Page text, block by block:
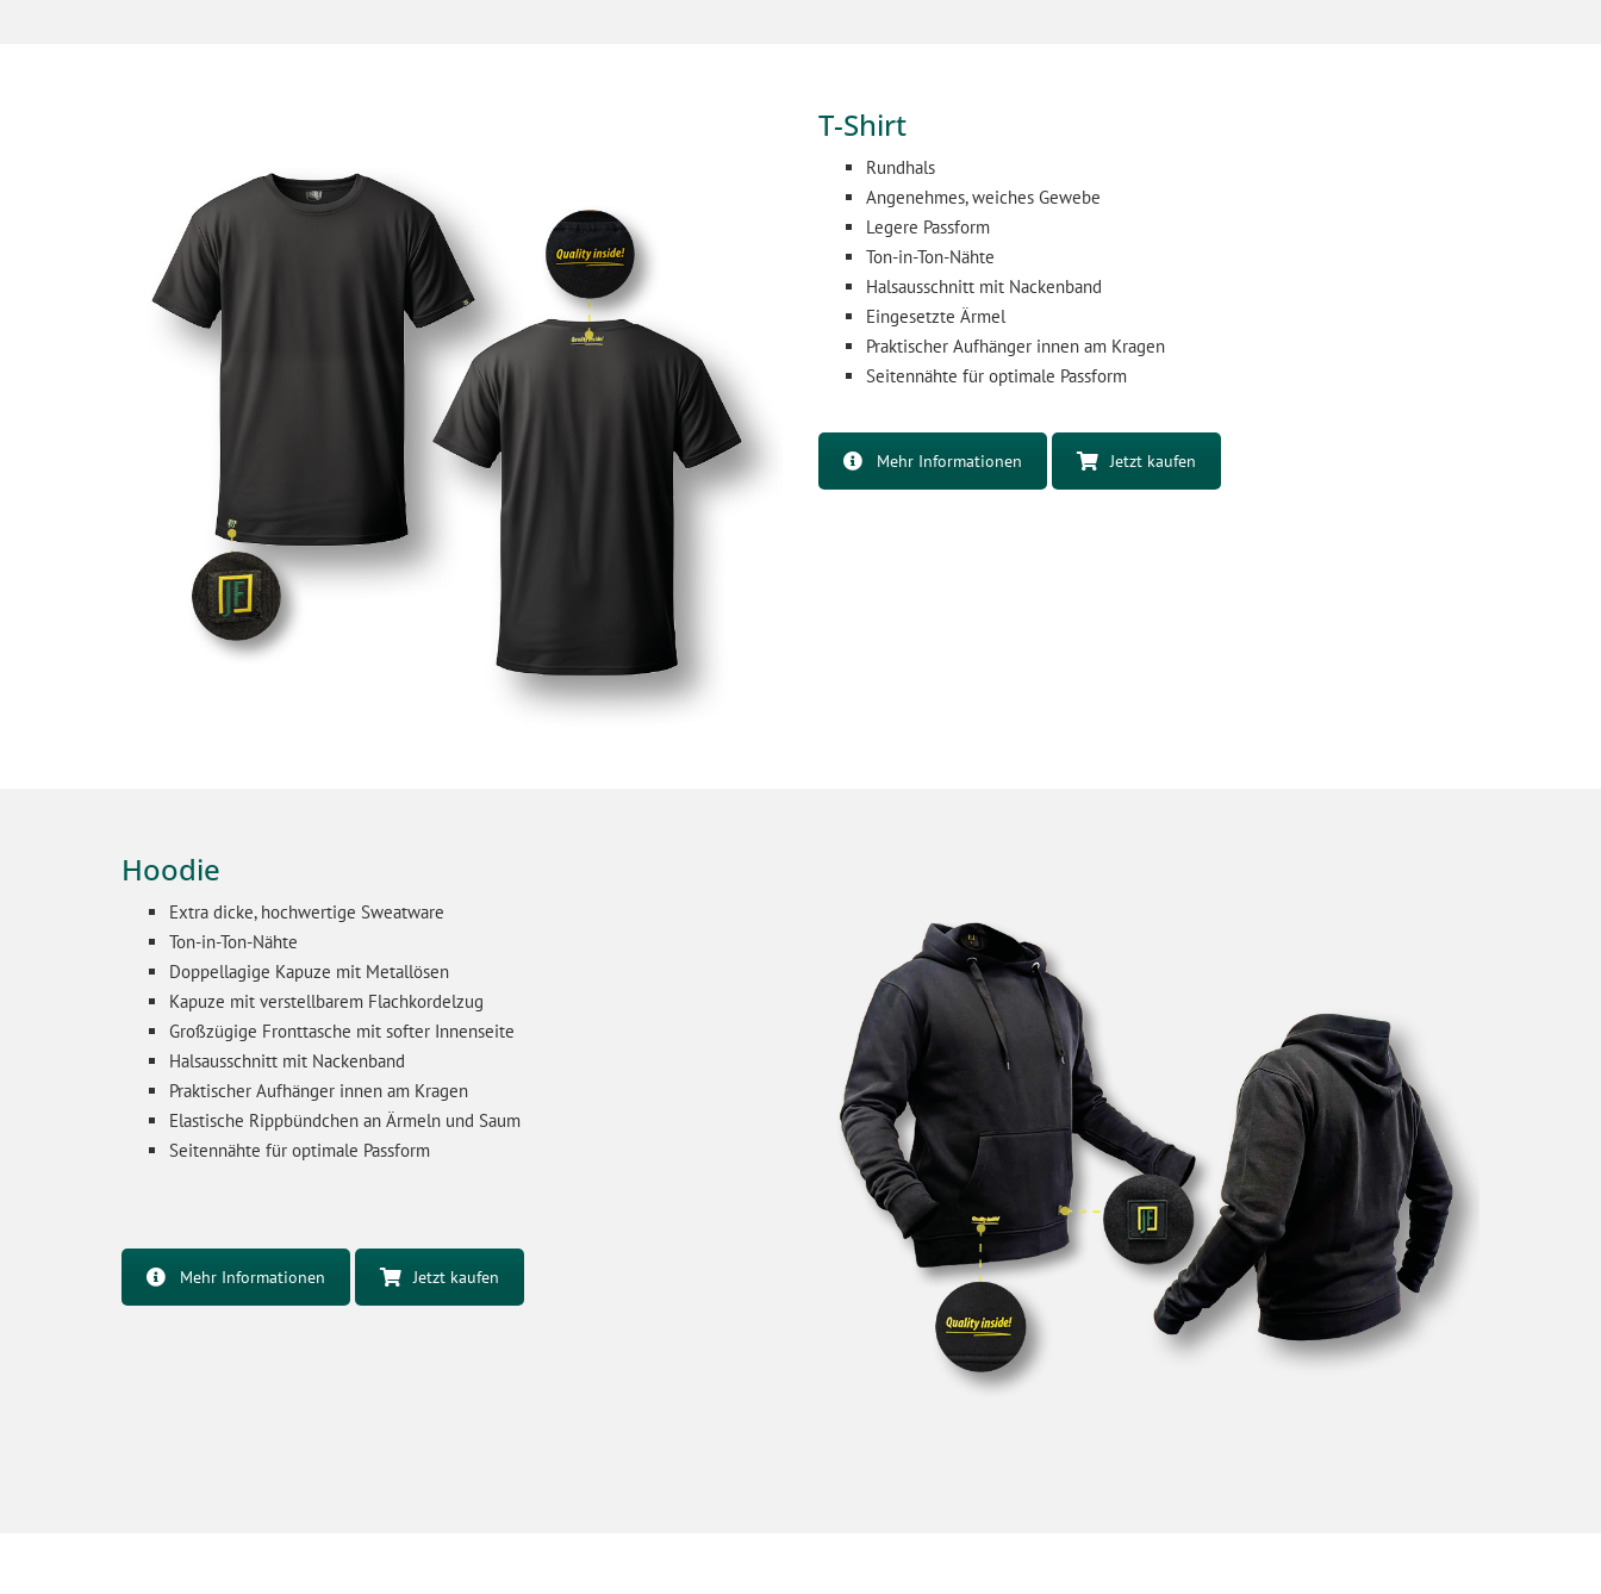
T-Shirt
Rundhals
Angenehmes, weiches Gewebe
Legere Passform
Ton-in-Ton-Nähte
Halsausschnitt mit Nackenband
Eingesetzte Ärmel
Praktischer Aufhänger innen am Kragen
Seitennähte für optimale Passform
Mehr Informationen Jetzt kaufen
Hoodie
Extra dicke, hochwertige Sweatware
Ton-in-Ton-Nähte
Doppellagige Kapuze mit Metallösen
Kapuze mit verstellbarem Flachkordelzug
Großzügige Fronttasche mit softer Innenseite
Halsausschnitt mit Nackenband
Praktischer Aufhänger innen am Kragen
Elastische Rippbündchen an Ärmeln und Saum
Seitennähte für optimale Passform
Mehr Informationen Jetzt kaufen